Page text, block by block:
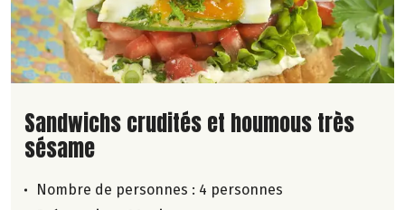
Lire la suite de la recette
Sandwichs crudités et houmous très
sésame
Nombre de personnes : 4 personnes